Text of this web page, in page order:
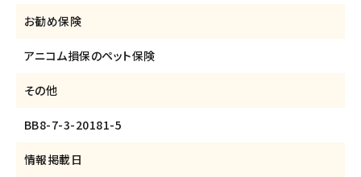
お勧め保険
アニコム損保のペット保険
その他
BB8-7-3-20181-5
情報掲載日